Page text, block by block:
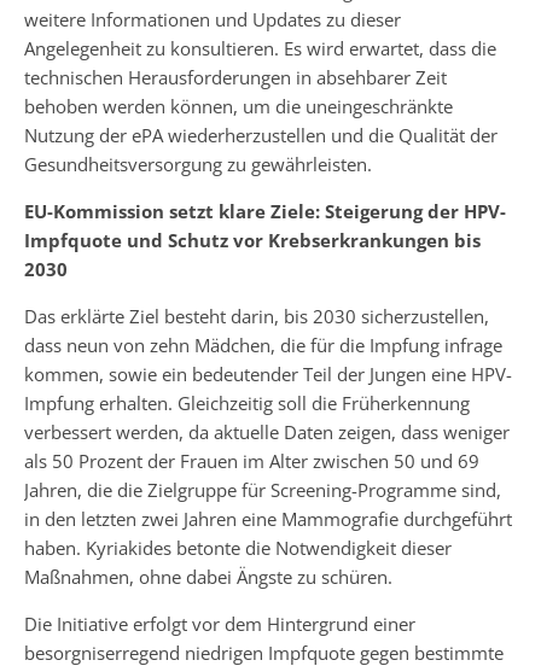
weitere Informationen und Updates zu dieser
Angelegenheit zu konsultieren. Es wird erwartet, dass die
technischen Herausforderungen in absehbarer Zeit
behoben werden können, um die uneingeschränkte
Nutzung der ePA wiederherzustellen und die Qualität der
Gesundheitsversorgung zu gewährleisten.
EU-Kommission setzt klare Ziele: Steigerung der HPV-
Impfquote und Schutz vor Krebserkrankungen bis
2030
Das erklärte Ziel besteht darin, bis 2030 sicherzustellen,
dass neun von zehn Mädchen, die für die Impfung infrage
kommen, sowie ein bedeutender Teil der Jungen eine HPV-
Impfung erhalten. Gleichzeitig soll die Früherkennung
verbessert werden, da aktuelle Daten zeigen, dass weniger
als 50 Prozent der Frauen im Alter zwischen 50 und 69
Jahren, die die Zielgruppe für Screening-Programme sind,
in den letzten zwei Jahren eine Mammografie durchgeführt
haben. Kyriakides betonte die Notwendigkeit dieser
Maßnahmen, ohne dabei Ängste zu schüren.
Die Initiative erfolgt vor dem Hintergrund einer
besorgniserregend niedrigen Impfquote gegen bestimmte